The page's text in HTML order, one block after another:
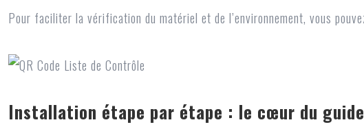
Pour faciliter la vérification du matériel et de l’environnement, vous
Installation étape par étape : le cœur du guide